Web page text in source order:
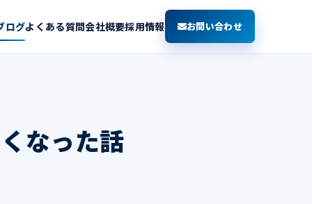
ログよくある質問会社概要採用情報 お問い合わせ
なった話